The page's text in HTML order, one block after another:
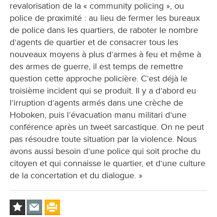
revalorisation de la « community policing », ou
police de proximité : au lieu de fermer les bureaux
de police dans les quartiers, de raboter le nombre
d’agents de quartier et de consacrer tous les
nouveaux moyens à plus d’armes à feu et même à
des armes de guerre, il est temps de remettre
question cette approche policière. C’est déjà le
troisième incident qui se produit. Il y a d’abord eu
l’irruption d’agents armés dans une crèche de
Hoboken, puis l’évacuation manu militari d’une
conférence après un tweet sarcastique. On ne peut
pas résoudre toute situation par la violence. Nous
avons aussi besoin d’une police qui soit proche du
citoyen et qui connaisse le quartier, et d’une culture
de la concertation et du dialogue. »